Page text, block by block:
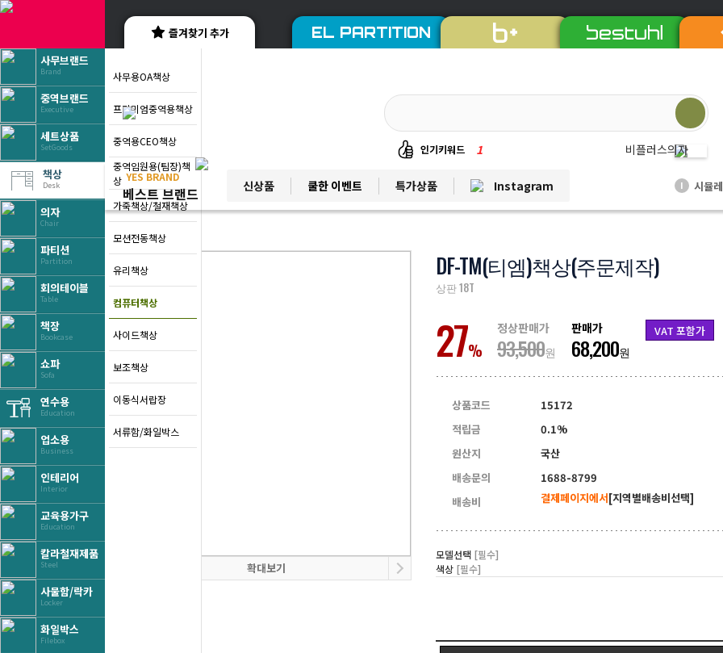
사무브랜드
Brand
중역브랜드
Executive
세트상품
SetGoods
책상
Desk
의자
Chair
파티션
Partition
회의테이블
Table
책장
Bookcase
쇼파
Sofa
연수용
Education
업소용
Business
인테리어
Interior
교육용가구
Education
칼라철재제품
Steel
사물함/락카
Locker
화일박스
Filebox
사무용OA책상
프리미엄중역용책상
중역용CEO책상
중역임원용(팀장)책
상
가죽책상/철재책상
모션전동책상
유리책상
컴퓨터책상
사이드책상
보조책상
이동식서랍장
서류함/화일박스
즐겨찾기 추가 EL PARTITION
인기키워드 1
비플러스의자
칼라철재
6
퀸즈중역책상
EL프리미엄파티션
9
발리회전의자
10
연수용테이블
YES BRAND
베스트 브랜드 신상품 쿨한 이벤트 특가상품 Instagram I 시뮬
확대보기
DF-TM(티엠)책상(주문제작)
상판 18T
27%
정상판매가
93,500원
판매가
68,200원
VAT 포함가
상품코드
15172
적립금
0.1%
원산지
국산
배송문의
1688-8799
배송비
결제페이지에서[지역별배송비선택]
모델선택 [필수]
색상 [필수]